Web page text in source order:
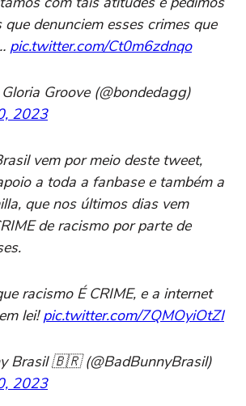
denunciem esses crimes que
pic.twitter.com/Ct0m6zdnqo
Groove (@bondedagg)
2023
vem por meio deste tweet,
a toda a fanbase e também a
que nos últimos dias vem
de racismo por parte de
racismo É CRIME, e a internet
lei!pic.twitter.com/7QMOyiOtZI
Brasil 🇧🇷 (@BadBunnyBrasil)
2023